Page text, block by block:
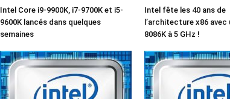
Intel Core i9-9900K, i7-9700K et i5-
9600K lancés dans quelques
semaines
Intel fête les 40 ans de
l’architecture x86 avec
8086K à 5 GHz !